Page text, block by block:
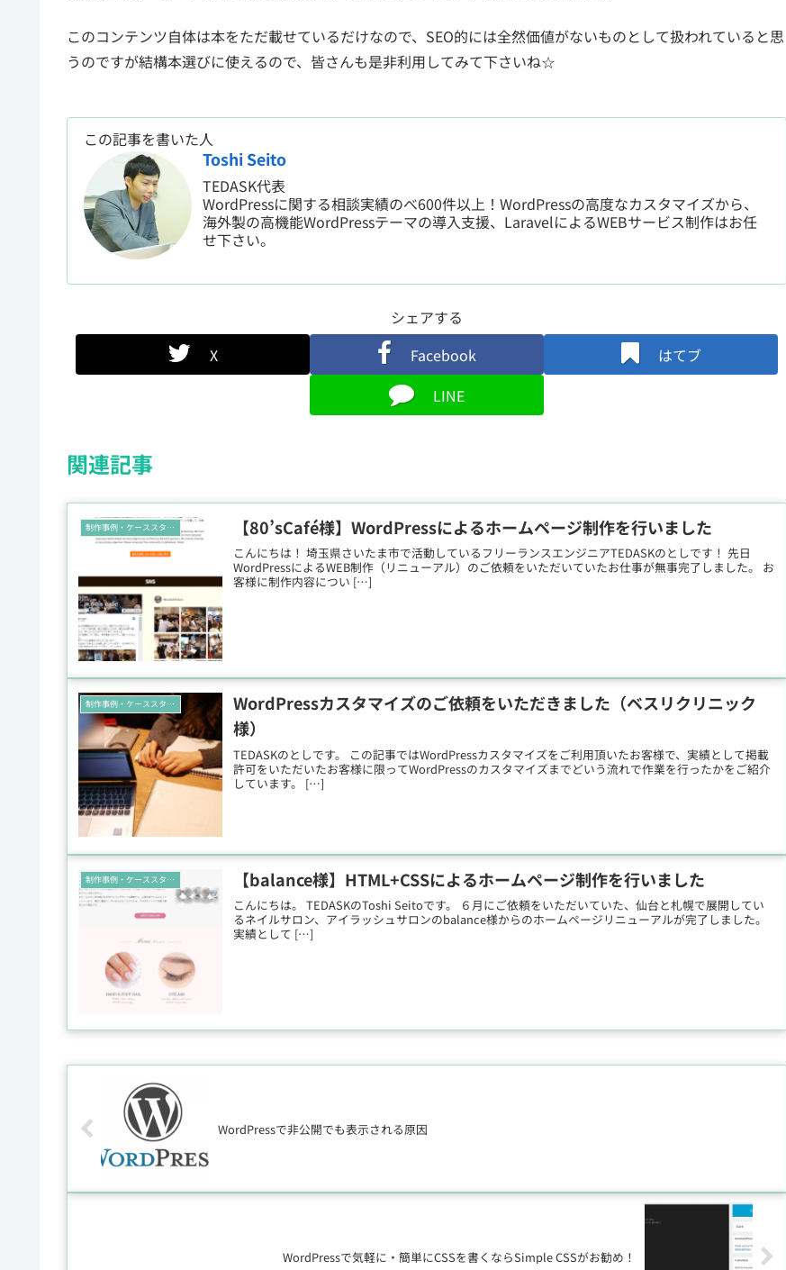
このコンテンツ自体は本をただ載せているだけなので、SEO的には全然価値がないものとして扱われていると思
うのですが結構本選びに使えるので、皆さんも是非利用してみて下さいね☆
この記事を書いた人
Toshi Seito
TEDASK代表
WordPressに関する相談実績のべ600件以上！WordPressの高度なカスタマイズから、
海外製の高機能WordPressテーマの導入支援、LaravelによるWEBサービス制作はお任
せ下さい。
シェアする
X
Facebook
はてブ
LINE
関連記事
制作事例・ケーススタディ 【80’sCafé様】WordPressによるホームページ制作を行いました
こんにちは！ 埼玉県さいたま市で活動しているフリーランスエンジニアTEDASKのとしです！ 先日
WordPressによるWEB制作（リニューアル）のご依頼をいただいていたお仕事が無事完了しました。 お
客様に制作内容につい […]
制作事例・ケーススタディ
WordPressカスタマイズのご依頼をいただきました（ベスリクリニック
様）
TEDASKのとしです。 この記事ではWordPressカスタマイズをご利用頂いたお客様で、実績として掲載
許可をいただいたお客様に限ってWordPressのカスタマイズまでどいう流れで作業を行ったかをご紹介
しています。 […]
制作事例・ケーススタディ 【balance様】HTML+CSSによるホームページ制作を行いました
こんにちは。 TEDASKのToshi Seitoです。 ６月にご依頼をいただいていた、仙台と札幌で展開してい
るネイルサロン、アイラッシュサロンのbalance様からのホームページリニューアルが完了しました。
実績として […]
WordPressで非公開でも表示される原因
WordPressで気軽に・簡単にCSSを書くならSimple CSSがお勧め！